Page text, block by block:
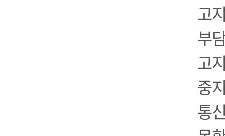
고
부
고
중
통